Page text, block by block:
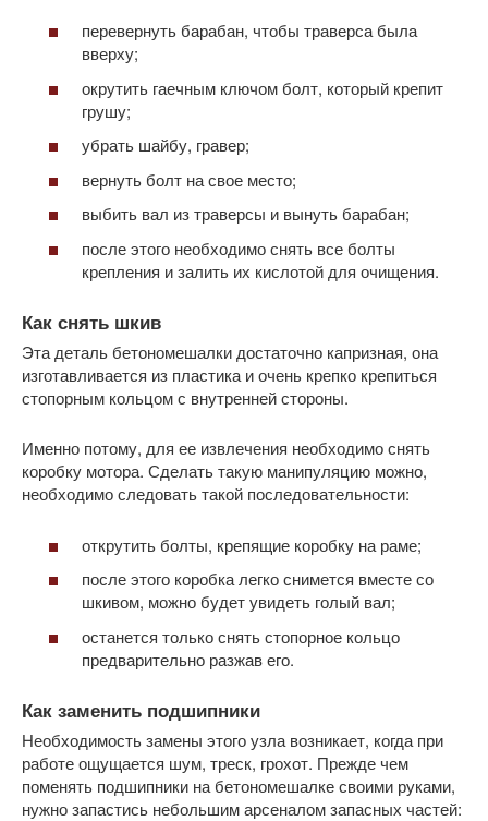
перевернуть барабан, чтобы траверса была
вверху;
окрутить гаечным ключом болт, который крепит
грушу;
убрать шайбу, гравер;
вернуть болт на свое место;
выбить вал из траверсы и вынуть барабан;
после этого необходимо снять все болты
крепления и залить их кислотой для очищения.
Как снять шкив
Эта деталь бетономешалки достаточно капризная, она
изготавливается из пластика и очень крепко крепиться
стопорным кольцом с внутренней стороны.
Именно потому, для ее извлечения необходимо снять
коробку мотора. Сделать такую манипуляцию можно,
необходимо следовать такой последовательности:
открутить болты, крепящие коробку на раме;
после этого коробка легко снимется вместе со
шкивом, можно будет увидеть голый вал;
останется только снять стопорное кольцо
предварительно разжав его.
Как заменить подшипники
Необходимость замены этого узла возникает, когда при
работе ощущается шум, треск, грохот. Прежде чем
поменять подшипники на бетономешалке своими руками,
нужно запастись небольшим арсеналом запасных частей: